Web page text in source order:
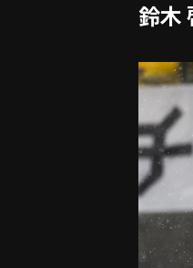
鈴木